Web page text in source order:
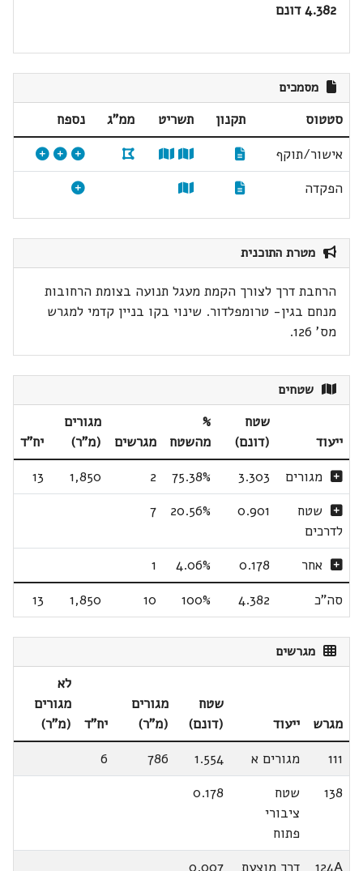
4.382 דונם
מסמכים
סטטוס תקנון תשריט ממ"ג
נספח
אישור/תוקף
הפקדה
מטרת התוכנית
הרחבת דרך לצורך הקמת מעגל תנועה בצומת הרחובות
מנחם בגין- טרומפלדור. שינוי בקו בניין קדמי למגרש
מס' 126.
שטחים
ייעוד
שטח
(דונם)
%
מהשטח
מגרשים
מגורים
(מ"ר)
יח"ד
מגורים
3.303
75.38%
2
1,850
13
שטח
לדרכים
0.901
20.56%
7
אחר 0.178
4.06%
1
סה"כ
4.382
100%
10
1,850
13
מגרשים
מגרש ייעוד
שטח
(דונם)
מגורים
(מ"ר)
יח"ד
לא
מגורים
(מ"ר)
111
מגורים א 1.554
786
6
138
שטח
ציבורי
פתוח
0.178